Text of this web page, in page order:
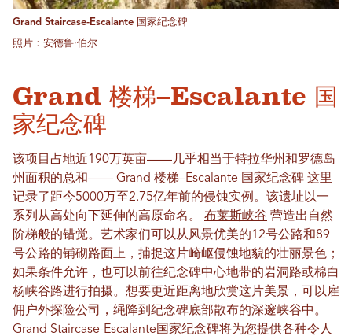
Grand Staircase-Escalante 国家纪念碑
照片：安德鲁·伯尔
Grand 楼梯–Escalante 国
家纪念碑
该项目占地近190万英亩——几乎相当于特拉华州和罗德岛
州面积的总和—— Grand 楼梯–Escalante 国家纪念碑 这里
记录了距今5000万至2.75亿年前的侵蚀实例。该遗址以一
系列从高处向下延伸的高原命名。 布莱斯峡谷 营造出自然
阶梯般的错觉。艺术家们可以从风景优美的12号公路和89
号公路的铺砌路面上，捕捉这片崎岖侵蚀地貌的壮丽景色；
如果条件允许，也可以前往纪念碑中心地带的岩洞路或棉白
杨峡谷路进行拍摄。想要更近距离地欣赏这片美景，可以雇
佣户外探险公司，绳降到纪念碑底部散布的深邃峡谷中。
Grand Staircase-Escalante国家纪念碑将为您提供各种令人